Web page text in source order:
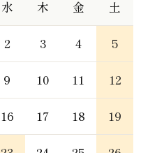
水 木 金 土
2 3 4 5
9 10 11 12
16 17 18 19